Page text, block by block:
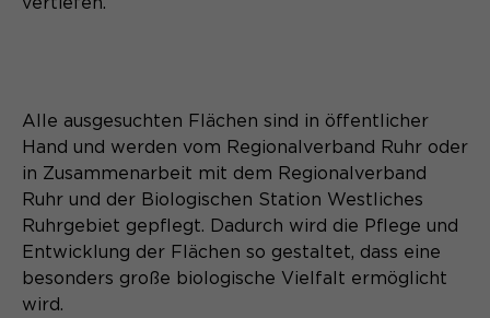
Alle ausgesuchten Flächen sind in öffentlicher
Hand und werden vom Regionalverband Ruhr oder
in Zusammenarbeit mit dem Regionalverband
Ruhr und der Biologischen Station Westliches
Ruhrgebiet gepflegt. Dadurch wird die Pflege und
Entwicklung der Flächen so gestaltet, dass eine
besonders große biologische Vielfalt ermöglicht
wird.